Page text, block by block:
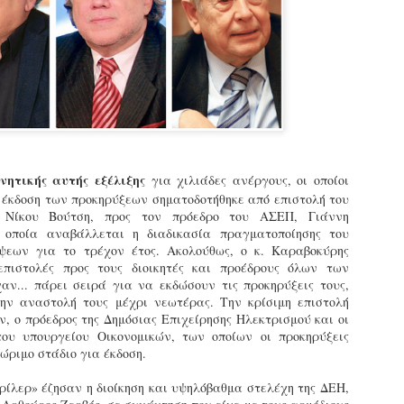
αυτής εξέλιξης για χιλιάδες ανέργους, οι οποίοι
των προκηρύξεων σηματοδοτήθηκε από επιστολή του
Νίκου Βούτση, προς τον πρόεδρο του ΑΣΕΠ, Γιάννη
αναβάλλεται η διαδικασία πραγματοποίησης του
για το τρέχον έτος. Ακολούθως, ο κ. Καραβοκύρης
προς τους διοικητές και προέδρους όλων των
πάρει σειρά για να εκδώσουν τις προκηρύξεις τους,
αναστολή τους μέχρι νεωτέρας. Την κρίσιμη επιστολή
πρόεδρος της Δημόσιας Επιχείρησης Ηλεκτρισμού και οι
υπουργείου Οικονομικών, των οποίων οι προκηρύξεις
στάδιο για έκδοση.
έζησαν η διοίκηση και υψηλόβαθμα στελέχη της ΔΕΗ,
εκπαιδευμένους
ήδη ολοκληρώσει την
είναι έτοιμοι να
Στο πλαίσιο της
ολοκαίνουργια
τις περιπολίες και τις
στελεχών της υπηρεσίας.
JUN
Απολογισμός των
ελέγχων σε ιδιοκτήτες
JUN
Δημοτική Αστυνομία
Θεσσαλονίκης: Ένταση